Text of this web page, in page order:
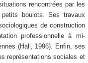
rencontrées par les
boulots. Ses travaux
de construction
professionnelle à mi-
(Hall, 1996). Enfin, ses
représentations sociales et